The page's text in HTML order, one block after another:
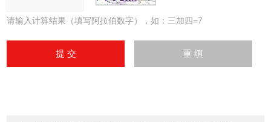
请输入计算结果（填写阿拉伯数字），如：三加四=7